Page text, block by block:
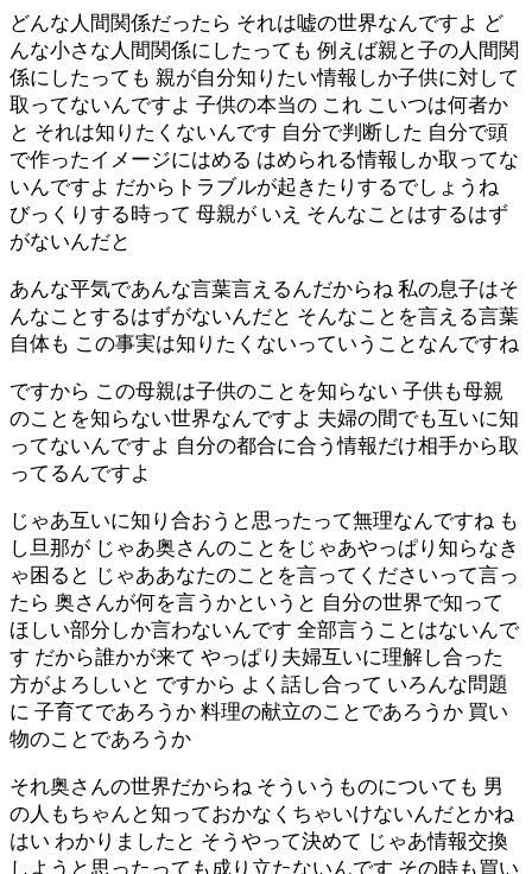
どんな人間関係だったら それは嘘の世界なんですよ ど
んな小さな人間関係にしたっても 例えば親と子の人間関
係にしたっても 親が自分知りたい情報しか子供に対して
取ってないんですよ 子供の本当の これ こいつは何者か
と それは知りたくないんです 自分で判断した 自分で頭
で作ったイメージにはめる はめられる情報しか取ってな
いんですよ だからトラブルが起きたりするでしょうね
びっくりする時って 母親が いえ そんなことはするはず
がないんだと
あんな平気であんな言葉言えるんだからね 私の息子はそ
んなことするはずがないんだと そんなことを言える言葉
自体も この事実は知りたくないっていうことなんですね
ですから この母親は子供のことを知らない 子供も母親
のことを知らない世界なんですよ 夫婦の間でも互いに知
ってないんですよ 自分の都合に合う情報だけ相手から取
ってるんですよ
じゃあ互いに知り合おうと思ったって無理なんですね も
し旦那が じゃあ奥さんのことをじゃあやっぱり知らなき
ゃ困ると じゃああなたのことを言ってくださいって言っ
たら 奥さんが何を言うかというと 自分の世界で知って
ほしい部分しか言わないんです 全部言うことはないんで
す だから誰かが来て やっぱり夫婦互いに理解し合った
方がよろしいと ですから よく話し合って いろんな問題
に 子育てであろうか 料理の献立のことであろうか 買い
物のことであろうか
それ奥さんの世界だからね そういうものについても 男
の人もちゃんと知っておかなくちゃいけないんだとかね
はい わかりましたと そうやって決めて じゃあ情報交換
しようと思ったっても成り立たないんです その時も買い